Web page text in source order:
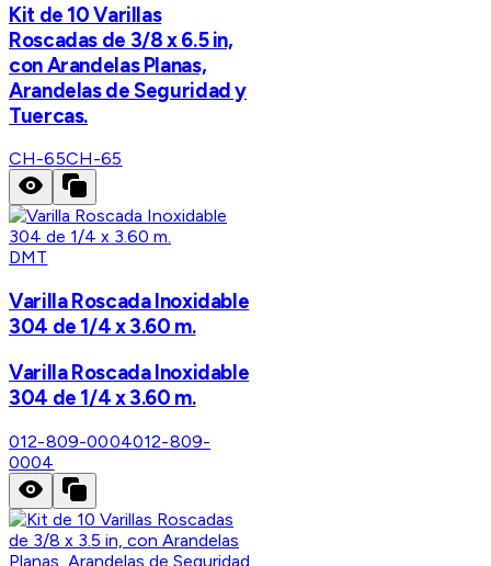
Kit de 10 Varillas
Roscadas de 3/8 x 6.5 in,
con Arandelas Planas,
Arandelas de Seguridad y
Tuercas.
CH-65CH-65
DMT
Varilla Roscada Inoxidable
304 de 1/4 x 3.60 m.
Varilla Roscada Inoxidable
304 de 1/4 x 3.60 m.
012-809-0004012-809-
0004